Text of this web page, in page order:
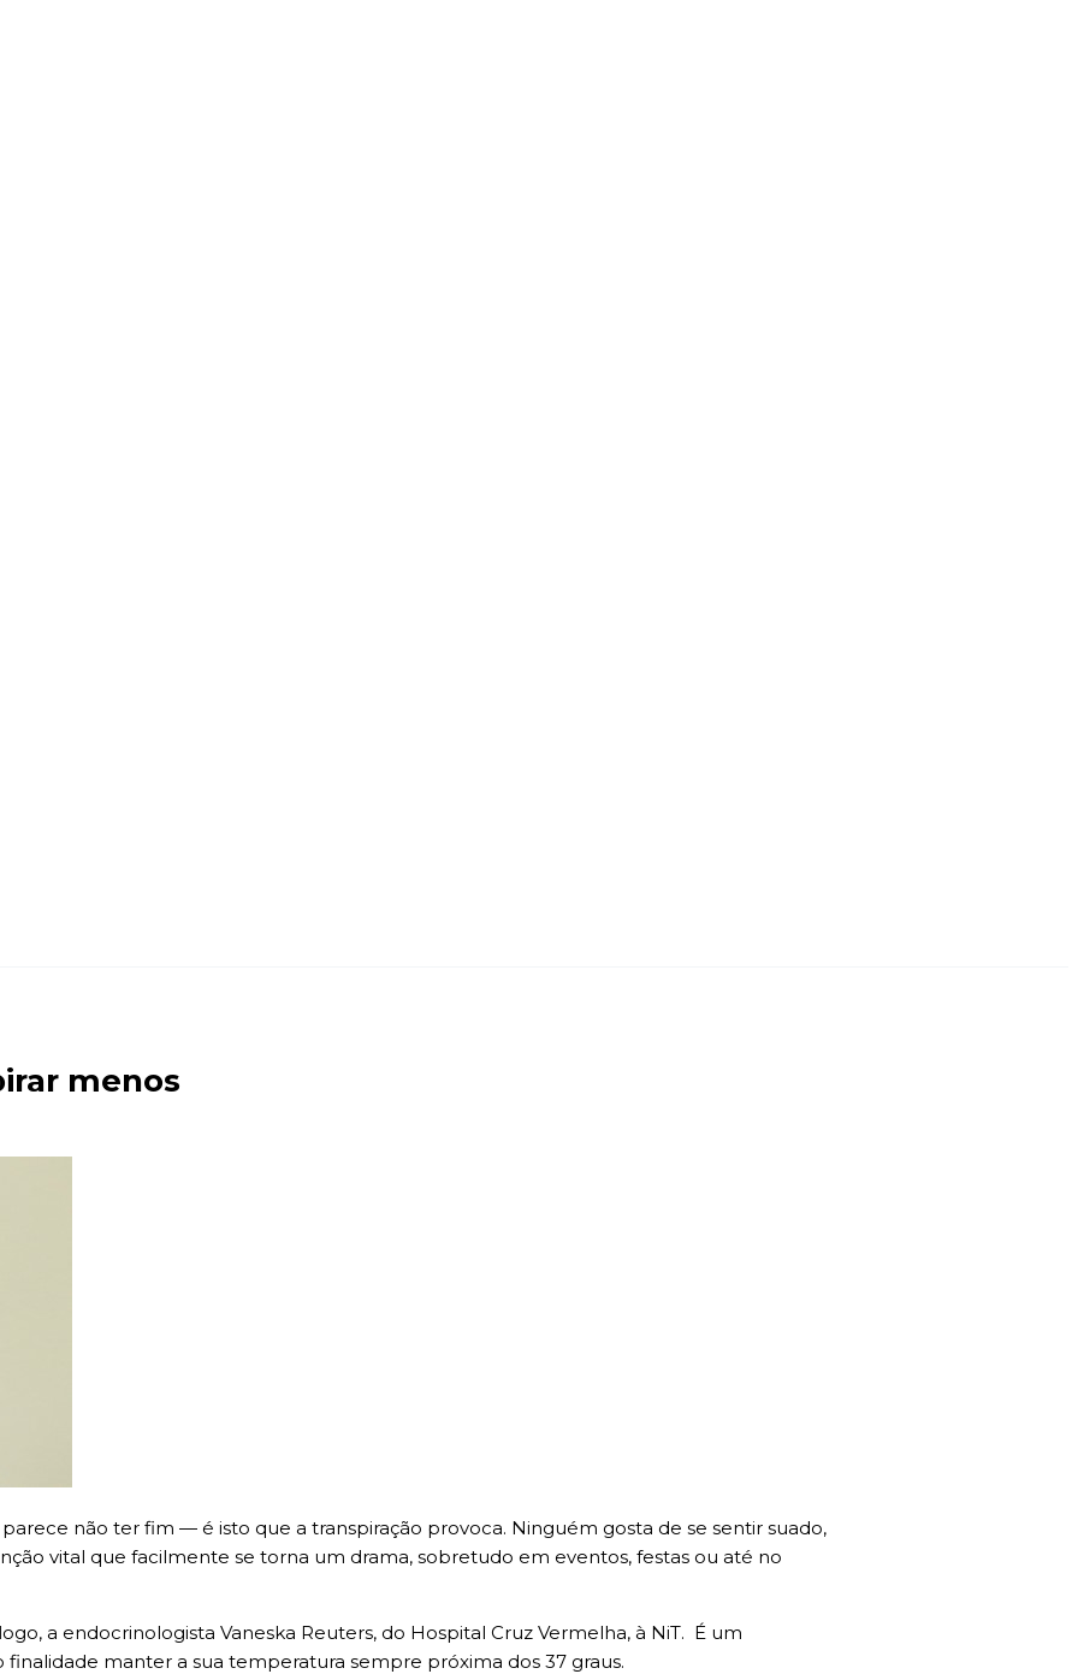
menos
não ter fim — é isto que a transpiração provoca. Ninguém gosta de se sentir suado,
vital que facilmente se torna um drama, sobretudo em eventos, festas ou até no
a endocrinologista Vaneska Reuters, do Hospital Cruz Vermelha, à NiT. É um
manter a sua temperatura sempre próxima dos 37 graus.